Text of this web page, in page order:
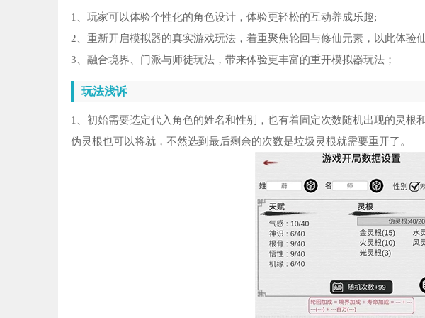
1、玩家可以体验个性化的角色设计，体验更轻松的互动养成乐趣;
2、重新开启模拟器的真实游戏玩法，着重聚焦轮回与修仙元素，以此体验
3、融合境界、门派与师徒玩法，带来体验更丰富的重开模拟器玩法；
玩法浅诉
1、初始需要选定代入角色的姓名和性别，也有着固定次数随机出现的灵根
伪灵根也可以将就，不然选到最后剩余的次数是垃圾灵根就需要重开了。